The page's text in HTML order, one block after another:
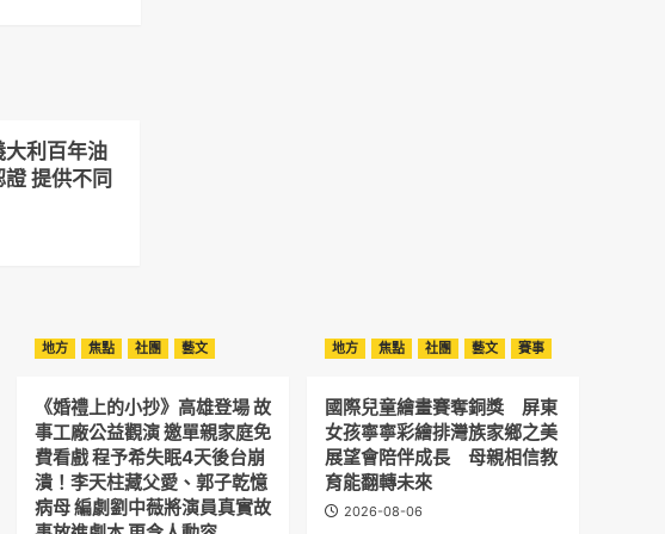
大利百年油
提供不同
地方 焦點 社團 藝文
《婚禮上的小抄》高雄登場 故
事工廠公益觀演 邀單親家庭免
費看戲 程予希失眠4天後台崩
潰！李天柱藏父愛、郭子乾憶
病母 編劇劉中薇將演員真實故
地方 焦點 社團 藝文 賽事
國際兒童繪畫賽奪銅獎 屏東
女孩寧寧彩繪排灣族家鄉之美
展望會陪伴成長 母親相信教
育能翻轉未來
2026-08-06